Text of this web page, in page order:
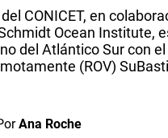
CONICET, en
Ocean Institute,
del Atlántico Sur con
(ROV)
Ana Roche